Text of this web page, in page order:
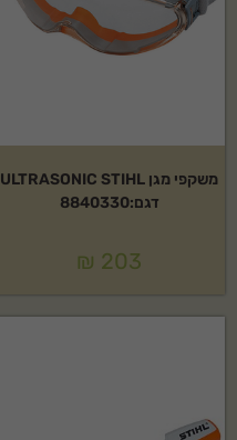
משקפי מגן ULTRASONIC STIHL
דגם:8840330
₪ 203